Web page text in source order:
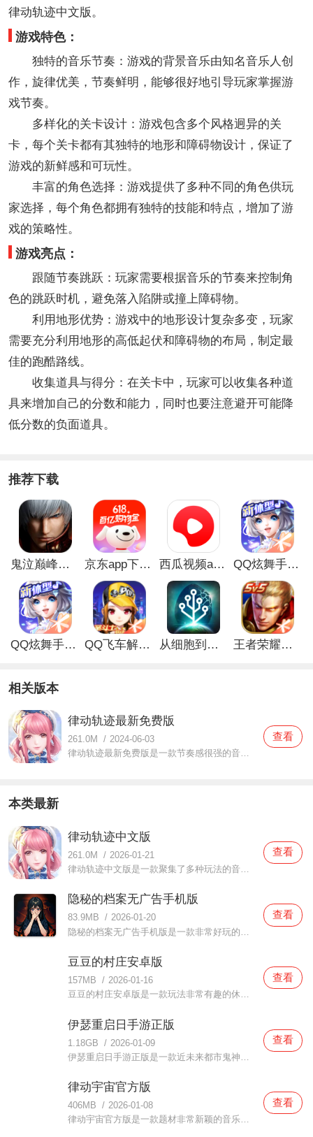
律动轨迹中文版。
游戏特色：
独特的音乐节奏：游戏的背景音乐由知名音乐人创
作，旋律优美，节奏鲜明，能够很好地引导玩家掌握游
戏节奏。
多样化的关卡设计：游戏包含多个风格迥异的关
卡，每个关卡都有其独特的地形和障碍物设计，保证了
游戏的新鲜感和可玩性。
丰富的角色选择：游戏提供了多种不同的角色供玩
家选择，每个角色都拥有独特的技能和特点，增加了游
戏的策略性。
游戏亮点：
跟随节奏跳跃：玩家需要根据音乐的节奏来控制角
色的跳跃时机，避免落入陷阱或撞上障碍物。
利用地形优势：游戏中的地形设计复杂多变，玩家
需要充分利用地形的高低起伏和障碍物的布局，制定最
佳的跑酷路线。
收集道具与得分：在关卡中，玩家可以收集各种道
具来增加自己的分数和能力，同时也要注意避开可能降
低分数的负面道具。
推荐下载
鬼泣巅峰之战最新破解版 京东app下载安装 西瓜视频app安卓版 QQ炫舞手游破解版
QQ炫舞手游解锁版 QQ飞车解锁版无限钻石最新版 从细胞到奇点手游 王者荣耀无限点券解锁版
相关版本
律动轨迹最新免费版
261.0M / 2024-06-03
律动轨迹最新免费版是一款节奏感很强的音乐游戏，玩家们在这款律动轨迹最新免费版中可以体验音乐的乐趣，各种各样的音乐都可以任由你们选择体验，跟随着音乐的节奏来一起挑战，不同的关卡难度都是不一样的，操控着你的角色进行闯关吧，体验感很不错，而且画面感也很强哦，
查看
本类最新
律动轨迹中文版
261.0M / 2026-01-21
查看
隐秘的档案无广告手机版
83.9MB / 2026-01-20
查看
豆豆的村庄安卓版
157MB / 2026-01-16
豆豆的村庄安卓版是一款玩法非常有趣的休闲手机游戏，玩家们通过这款豆豆的村庄安卓版都可以体验到很多不同的乐趣，而你们在这当中的扮演的是豆豆首领，你需要带领着你的豆豆军团去战斗，游戏的场景是非常丰富的，而且还为你们准备了很多福利有助于你们开局更好的体验哦，
查看
伊瑟重启日手游正版
1.18GB / 2026-01-09
查看
律动宇宙官方版
406MB / 2026-01-08
律动宇宙官方版是一款题材非常新颖的音乐游戏，通过这款律动宇宙官方版玩家们都可以体验到更多有关音乐的知识，不仅仅是在体验游哦，丰富的游戏关卡都在等你们来挑战，无论是视觉效果还是配音都是非常不错的，玩家们在体验的时候也容易上瘾的，新人也能轻松上手哦，欢迎大
查看